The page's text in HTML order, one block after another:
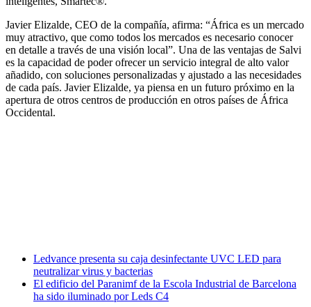
Javier Elizalde, CEO de la compañía, afirma: “África es un mercado
muy atractivo, que como todos los mercados es necesario conocer
en detalle a través de una visión local”. Una de las ventajas de Salvi
es la capacidad de poder ofrecer un servicio integral de alto valor
añadido, con soluciones personalizadas y ajustado a las necesidades
de cada país. Javier Elizalde, ya piensa en un futuro próximo en la
apertura de otros centros de producción en otros países de África
Occidental.
WhatsApp
Ledvance presenta su caja desinfectante UVC LED para
neutralizar virus y bacterias
El edificio del Paranimf de la Escola Industrial de Barcelona
ha sido iluminado por Leds C4